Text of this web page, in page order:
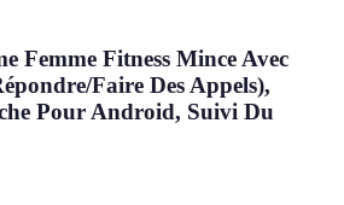
Femme Fitness Mince Avec
Faire Des Appels),
Pour Android, Suivi Du